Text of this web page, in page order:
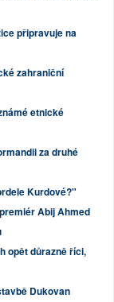
připravuje na
zahraniční
etnické
za druhé
Kurdové?"
Abij Ahmed
opět důrazně říci,
Dukovan